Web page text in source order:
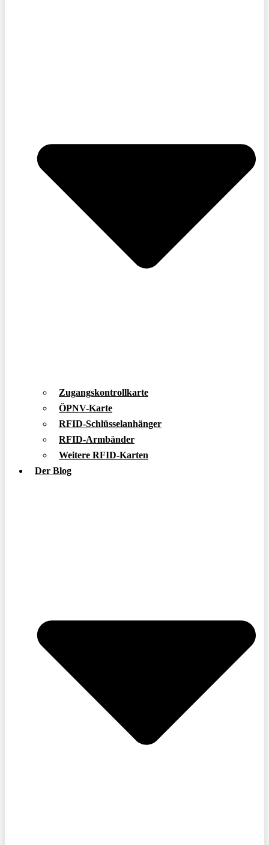
Zugangskontrollkarte
ÖPNV-Karte
RFID-Schlüsselanhänger
RFID-Armbänder
Weitere RFID-Karten
Der Blog